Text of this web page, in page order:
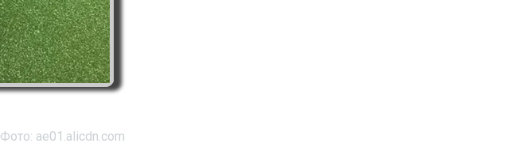
Фото: ae01.alicdn.com